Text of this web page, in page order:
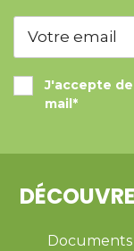
J'accepte
mail*